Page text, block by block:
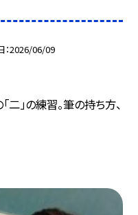
2026/06/09
二」の練習。筆の持ち方、